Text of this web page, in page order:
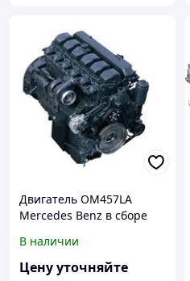
Двигатель OM457LA
Mercedes Benz в сборе
В наличии
Цену уточняйте